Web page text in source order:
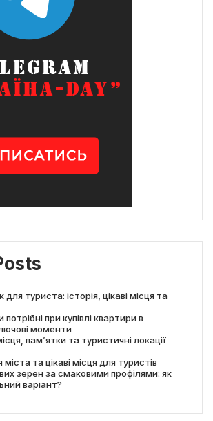
для туриста: історія, цікаві місця та
при купівлі квартири в
моменти
пам’ятки та туристичні локації
міста та цікаві місця для туристів
зерен за смаковими профілями: як
варіант?